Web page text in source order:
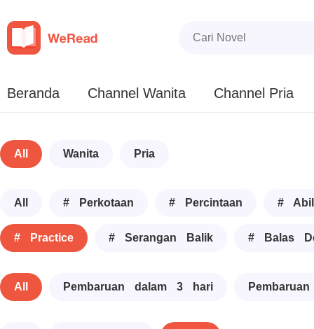
Beranda Channel Wanita Channel Pria
All Wanita Pria
All # Perkotaan # Percintaan #
# Practice # Serangan Balik # Balas
All Pembaruan dalam 3 hari